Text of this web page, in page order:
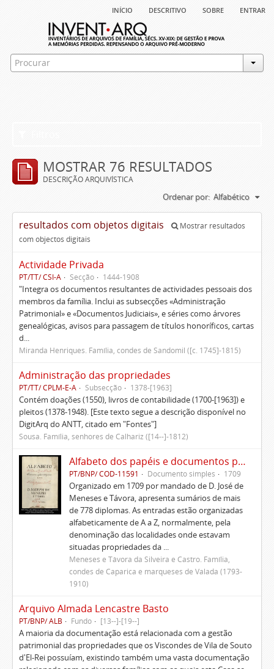
início descritivo sobre entrar
MOSTRAR 76 RESULTADOS
DESCRIÇÃO ARQUIVÍSTICA
Ordenar por: Alfabético
resultados com objetos digitais
Mostrar resultados
com objectos digitais
Actividade Privada
PT/TT/ CSI-A Secção 1444-1908
"Integra os documentos resultantes de actividades pessoais dos
membros da família. Inclui as subsecções «Administração
Patrimonial» e «Documentos Judiciais», e séries como árvores
genealógicas, avisos para passagem de títulos honoríficos, cartas
d...
Miranda Henriques. Família, condes de Sandomil ([c. 1745]-1815)
Administração das propriedades
PT/TT/ CPLM-E-A Subsecção 1378-[1963]
Contém doações (1550), livros de contabilidade (1700-[1963]) e
pleitos (1378-1948). [Este texto segue a descrição disponível no
DigitArq do ANTT, citado em "Fontes"]
Sousa. Família, senhores de Calhariz ([14--]-1812)
Alfabeto dos papéis e documentos pertencentes à Casa de D. José de Meneses e Távora
PT/BNP/ COD-11591 Documento simples 1709
Organizado em 1709 por mandado de D. José de
Meneses e Távora, apresenta sumários de mais
de 778 diplomas. As entradas estão organizadas
alfabeticamente de A a Z, normalmente, pela
denominação das localidades onde estavam
situadas propriedades da ...
Meneses e Távora da Silveira e Castro. Família,
condes de Caparica e marqueses de Valada (1793-
1910)
Arquivo Almada Lencastre Basto
PT/BNP/ ALB Fundo [13--]-[19--]
A maioria da documentação está relacionada com a gestão
patrimonial das propriedades que os Viscondes de Vila de Souto
d'El-Rei possuíam, existindo também uma vasta documentação